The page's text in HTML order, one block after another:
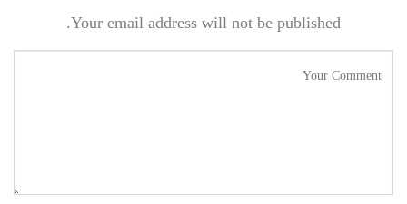
Your email address will not be published.